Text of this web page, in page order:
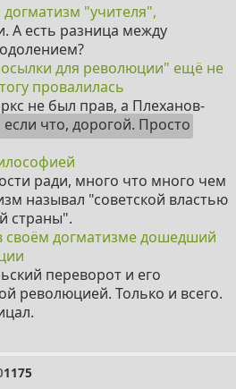
"учителя",
А есть разница между
для революции" ещё не
провалилась
не был прав, а Плеханов-
что, дорогой. Просто
ради, много что много чем
называл "советской властью
страны".
своём догматизме дошедший
переворот и его
революцией. Только и всего.
1175